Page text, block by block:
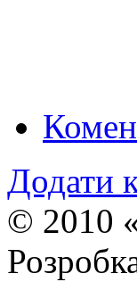
Додати
© 2010